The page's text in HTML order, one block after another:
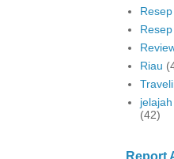
Riau
(42)
Report